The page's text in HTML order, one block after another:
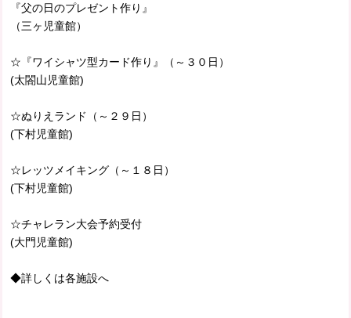
『父の日のプレゼント作り』
（三ヶ児童館）
☆『ワイシャツ型カード作り』（～３０日）
(太閤山児童館)
☆ぬりえランド（～２９日）
(下村児童館)
☆レッツメイキング（～１８日）
(下村児童館)
☆チャレラン大会予約受付
(大門児童館)
◆詳しくは各施設へ